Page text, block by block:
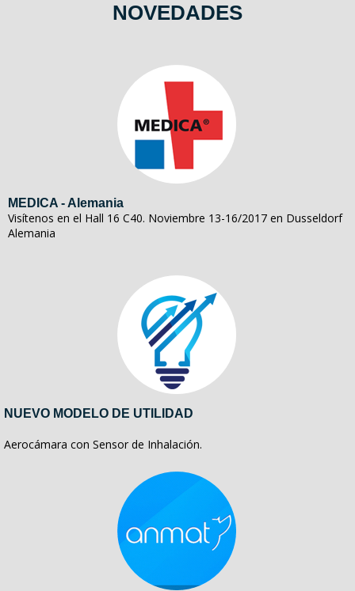
NOVEDADES
MEDICA - Alemania
Visítenos en el Hall 16 C40. Noviembre 13-16/2017 en Dusseldorf
Alemania
NUEVO MODELO DE UTILIDAD
Aerocámara con Sensor de Inhalación.